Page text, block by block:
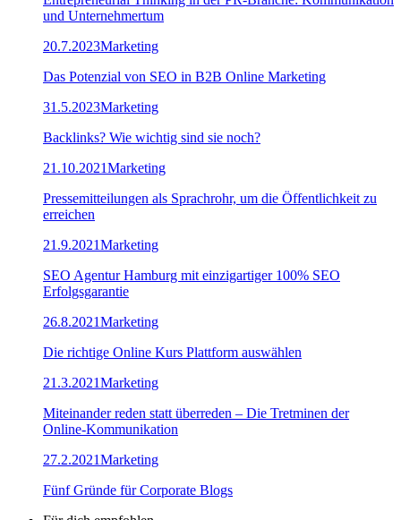
und Unternehmertum
20.7.2023Marketing
Das Potenzial von SEO in B2B Online Marketing
31.5.2023Marketing
Backlinks? Wie wichtig sind sie noch?
21.10.2021Marketing
Pressemitteilungen als Sprachrohr, um die Öffentlichkeit zu
erreichen
21.9.2021Marketing
SEO Agentur Hamburg mit einzigartiger 100% SEO
Erfolgsgarantie
26.8.2021Marketing
Die richtige Online Kurs Plattform auswählen
21.3.2021Marketing
Miteinander reden statt überreden – Die Tretminen der
Online-Kommunikation
27.2.2021Marketing
Fünf Gründe für Corporate Blogs